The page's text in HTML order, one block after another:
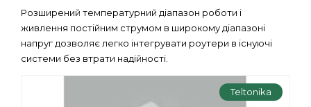
Розширений температурний діапазон роботи і
живлення постійним струмом в широкому діапазоні
напруг дозволяє легко інтегрувати роутери в існуючі
системи без втрати надійності.
Teltonika